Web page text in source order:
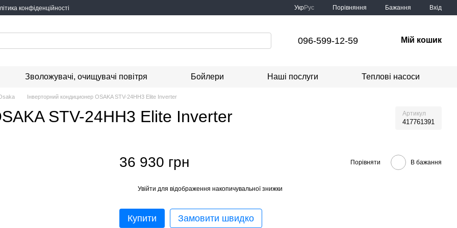
конфіденційності УкрРус Порівняння Бажання Вхід
096-599-12-59 Мій кошик
Зволожувачі, очищувачі повітря Бойлери Наші послуги Теплові насоси
Інверторний кондиционер OSAKA STV-24HH3 Elite Inverter
STV-24HH3 Elite Inverter Артикул
417761391
36 930 грн Порівняти В бажання
Увійти для відображення накопичувальної знижки
Купити Замовити швидко